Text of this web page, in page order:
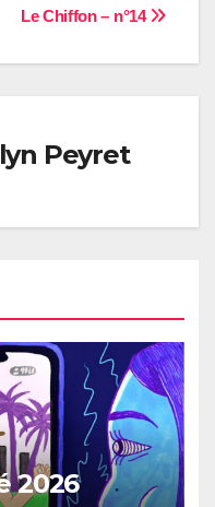
Le Chiffon – n°14
Peyret
2026